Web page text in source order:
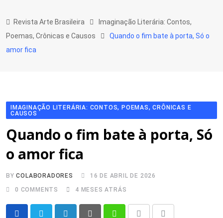
to
content
Revista Arte Brasileira
Imaginação Literária: Contos,
Poemas, Crônicas e Causos
Quando o fim bate à porta, Só o
amor fica
IMAGINAÇÃO LITERÁRIA: CONTOS, POEMAS, CRÔNICAS E
CAUSOS
Quando o fim bate à porta, Só
o amor fica
BYCOLABORADORES
16 DE ABRIL DE 2026
0 COMMENTS 4 MESES ATRÁS